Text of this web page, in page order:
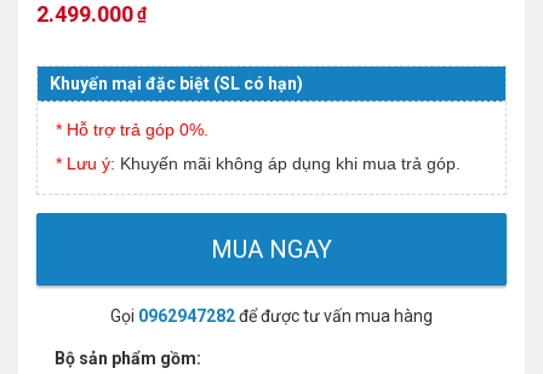
2.499.000₫
Khuyến mại đặc biệt (SL có hạn)
* Hỗ trợ trả góp 0%.
* Lưu ý: Khuyến mãi không áp dụng khi mua trả góp.
MUA NGAY
Gọi 0962947282để được tư vấn mua hàng
Bộ sản phẩm gồm: